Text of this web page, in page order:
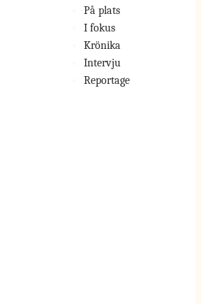
På plats
I fokus
Krönika
Intervju
Reportage